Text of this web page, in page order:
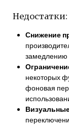
Недостатки:
Снижение
замедлению
некоторых
фоновая